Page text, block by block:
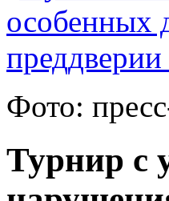
Фото:
Турнир с